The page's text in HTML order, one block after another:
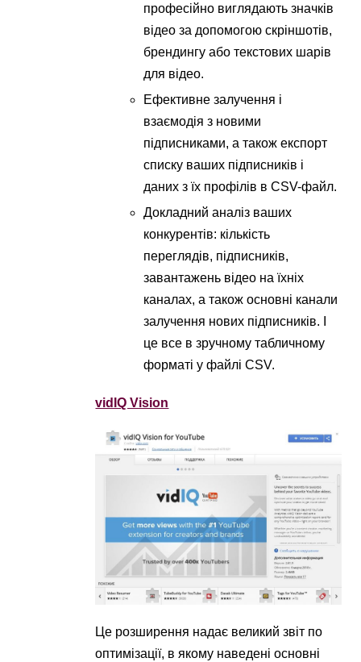
професійно виглядають значків
відео за допомогою скріншотів,
брендингу або текстових шарів
для відео.
Ефективне залучення і
взаємодія з новими
підписниками, а також експорт
списку ваших підписників і
даних з їх профілів в CSV-файл.
Докладний аналіз ваших
конкурентів: кількість
переглядів, підписників,
завантажень відео на їхніх
каналах, а також основні канали
залучення нових підписників. І
це все в зручному табличному
форматі у файлі CSV.
vidIQ Vision
Це розширення надає великий звіт по
оптимізації, в якому наведені основні